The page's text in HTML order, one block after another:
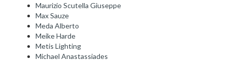
Maurizio Scutella Giuseppe
Max Sauze
Meda Alberto
Meike Harde
Metis Lighting
Michael Anastassiades